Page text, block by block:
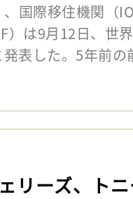
国際移住機関（
は9月12日、世
表した。5年前
リーズ、ト